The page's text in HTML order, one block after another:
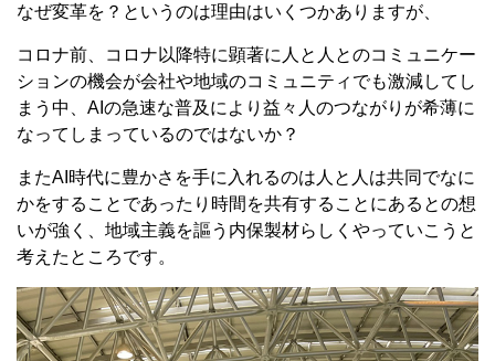
なぜ変革を？というのは理由はいくつかありますが、
コロナ前、コロナ以降特に顕著に人と人とのコミュニケー
ションの機会が会社や地域のコミュニティでも激減してし
まう中、 AI の急速な普及により益々人のつながりが希薄に
なってしまっているのではないか？
またAI 時代に豊かさを手に入れるのは人と人は共同でなに
かをすることであったり時間を共有することにあるとの想
いが強く、地域主義を謳う内保製材らしくやっていこうと
考えたところです。